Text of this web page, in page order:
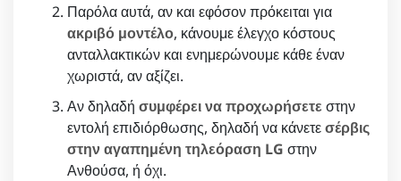
Παρόλα αυτά, αν και εφόσον πρόκειται για
ακριβό μοντέλο, κάνουμε έλεγχο κόστους
ανταλλακτικών και ενημερώνουμε κάθε έναν
χωριστά, αν αξίζει.
Αν δηλαδή συμφέρει να προχωρήσετε στην
εντολή επιδιόρθωσης, δηλαδή να κάνετεσέρβις
στην αγαπημένη τηλεόραση LG στην
Ανθούσα, ή όχι.